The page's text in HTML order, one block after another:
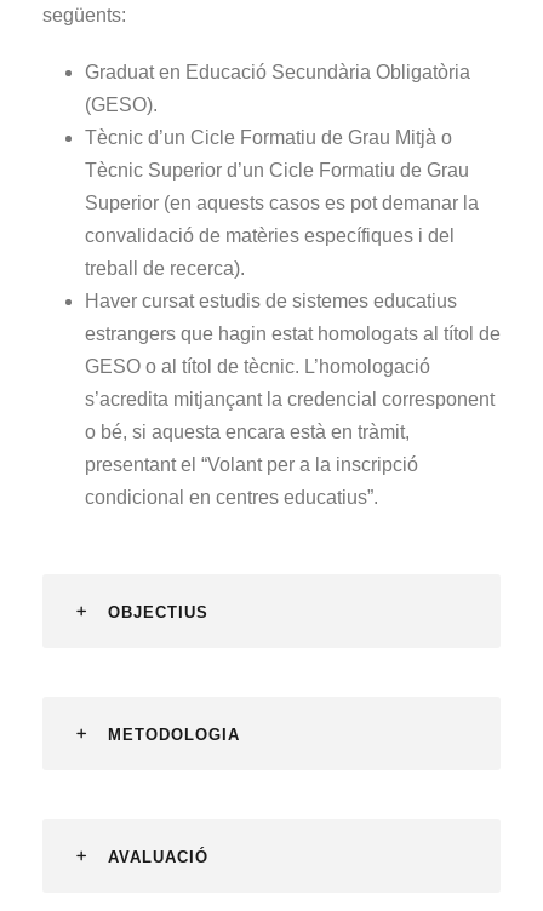
següents:
Graduat en Educació Secundària Obligatòria
(GESO).
Tècnic d’un Cicle Formatiu de Grau Mitjà o
Tècnic Superior d’un Cicle Formatiu de Grau
Superior (en aquests casos es pot demanar la
convalidació de matèries específiques i del
treball de recerca).
Haver cursat estudis de sistemes educatius
estrangers que hagin estat homologats al títol de
GESO o al títol de tècnic. L’homologació
s’acredita mitjançant la credencial corresponent
o bé, si aquesta encara està en tràmit,
presentant el “Volant per a la inscripció
condicional en centres educatius”.
OBJECTIUS
METODOLOGIA
AVALUACIÓ